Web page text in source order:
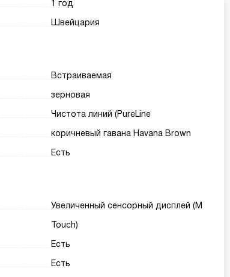
1 год
Швейцария
Встраиваемая
зерновая
Чистота линий (PureLine
коричневый гавана Havana Brown
Есть
Увеличенный сенсорный дисплей (M
Touch)
Есть
Есть